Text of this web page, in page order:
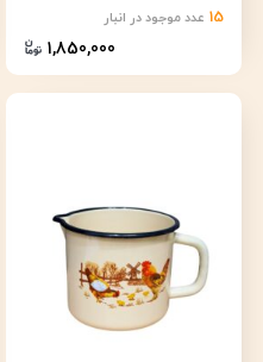
15 عدد موجود در انبار
1,850,000